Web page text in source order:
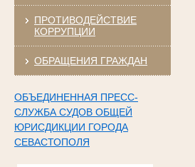
ПРОТИВОДЕЙСТВИЕ
КОРРУПЦИИ
ОБРАЩЕНИЯ ГРАЖДАН
ОБЪЕДИНЕННАЯ ПРЕСС-
СЛУЖБА СУДОВ ОБЩЕЙ
ЮРИСДИКЦИИ ГОРОДА
СЕВАСТОПОЛЯ